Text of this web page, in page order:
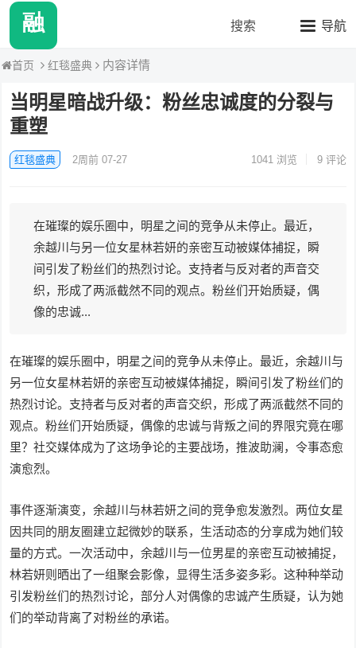
导航
搜索
首页 红毯盛典 内容详情
当明星暗战升级：粉丝忠诚度的分裂与
重塑
红毯盛典 2周前 07-27 1041浏览 9 评论
在璀璨的娱乐圈中，明星之间的竞争从未停止。最近，
余越川与另一位女星林若妍的亲密互动被媒体捕捉，瞬
间引发了粉丝们的热烈讨论。支持者与反对者的声音交
织，形成了两派截然不同的观点。粉丝们开始质疑，偶
像的忠诚...
在璀璨的娱乐圈中，明星之间的竞争从未停止。最近，余越川与
另一位女星林若妍的亲密互动被媒体捕捉，瞬间引发了粉丝们的
热烈讨论。支持者与反对者的声音交织，形成了两派截然不同的
观点。粉丝们开始质疑，偶像的忠诚与背叛之间的界限究竟在哪
里？社交媒体成为了这场争论的主要战场，推波助澜，令事态愈
演愈烈。
事件逐渐演变，余越川与林若妍之间的竞争愈发激烈。两位女星
因共同的朋友圈建立起微妙的联系，生活动态的分享成为她们较
量的方式。一次活动中，余越川与一位男星的亲密互动被捕捉，
林若妍则晒出了一组聚会影像，显得生活多姿多彩。这种种举动
引发粉丝们的热烈讨论，部分人对偶像的忠诚产生质疑，认为她
们的举动背离了对粉丝的承诺。